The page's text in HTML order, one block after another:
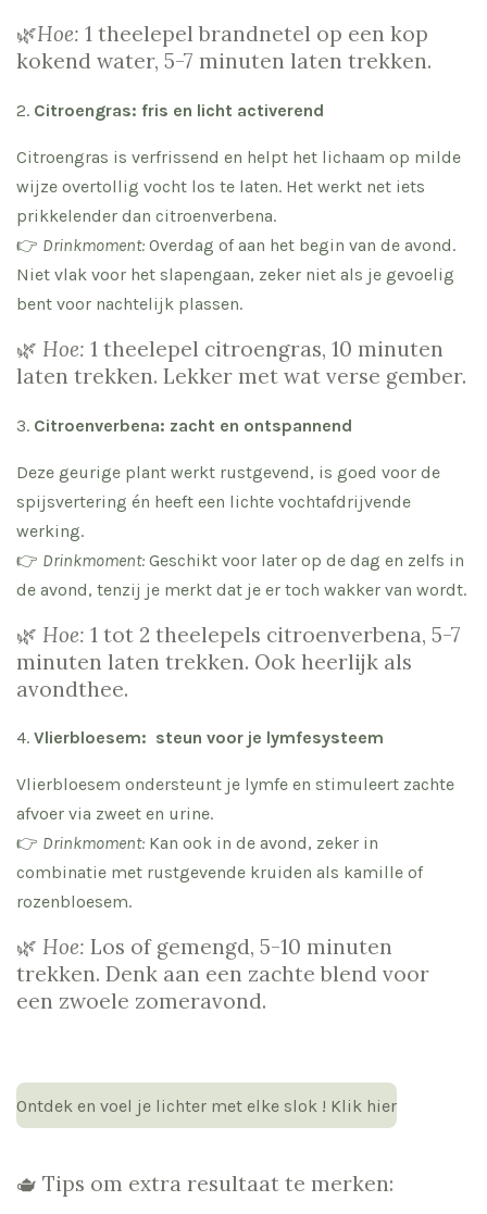
🌿Hoe: 1 theelepel brandnetel op een kop
kokend water, 5-7 minuten laten trekken.
2. Citroengras: fris en licht activerend
Citroengras is verfrissend en helpt het lichaam op milde
wijze overtollig vocht los te laten. Het werkt net iets
prikkelender dan citroenverbena.
👉 Drinkmoment: Overdag of aan het begin van de avond.
Niet vlak voor het slapengaan, zeker niet als je gevoelig
bent voor nachtelijk plassen.
🌿 Hoe: 1 theelepel citroengras, 10 minuten
laten trekken. Lekker met wat verse gember.
3. Citroenverbena: zacht en ontspannend
Deze geurige plant werkt rustgevend, is goed voor de
spijsvertering én heeft een lichte vochtafdrijvende
werking.
👉 Drinkmoment: Geschikt voor later op de dag en zelfs in
de avond, tenzij je merkt dat je er toch wakker van wordt.
🌿 Hoe: 1 tot 2 theelepels citroenverbena, 5-7
minuten laten trekken. Ook heerlijk als
avondthee.
4. Vlierbloesem: steun voor je lymfesysteem
Vlierbloesem ondersteunt je lymfe en stimuleert zachte
afvoer via zweet en urine.
👉 Drinkmoment: Kan ook in de avond, zeker in
combinatie met rustgevende kruiden als kamille of
rozenbloesem.
🌿 Hoe: Los of gemengd, 5-10 minuten
trekken. Denk aan een zachte blend voor
een zwoele zomeravond.
Ontdek en voel je lichter met elke slok ! Klik hier
🫖 Tips om extra resultaat te merken: